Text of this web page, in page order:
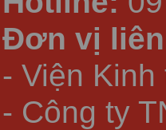
Đơn vị
- Viện
- Công ty